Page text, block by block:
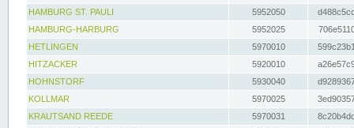
HAMBURG ST. PAULI
5952050
HAMBURG-HARBURG
5952025
HETLINGEN
5970010
HITZACKER
5920010
HOHNSTORF
5930040
KOLLMAR
5970025
KRAUTSAND REEDE
5970031